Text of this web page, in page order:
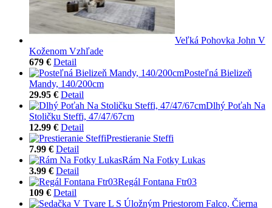
Veľká Pohovka John V
Koženom Vzhľade
679 € Detail
Posteľná Bielizeň
Mandy, 140/200cm
29.95 € Detail
Dlhý Poťah Na
Stoličku Steffi, 47/47/67cm
12.99 € Detail
Prestieranie Steffi
7.99 € Detail
Rám Na Fotky Lukas
3.99 € Detail
Regál Fontana Ftr03
109 € Detail